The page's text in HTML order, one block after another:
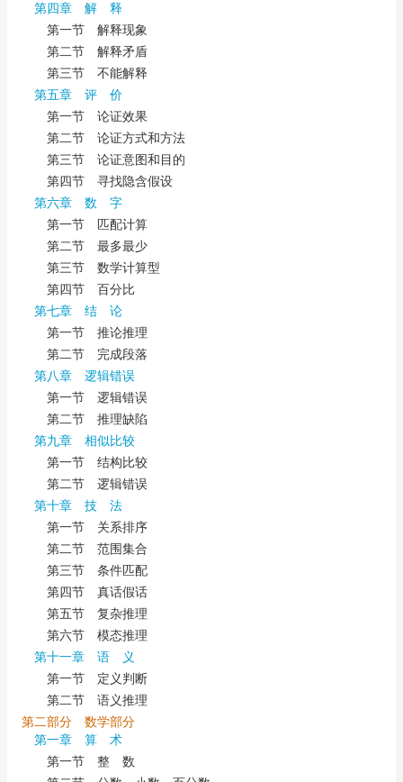
第四章 解 释
第一节 解释现象
第二节 解释矛盾
第三节 不能解释
第五章 评 价
第一节 论证效果
第二节 论证方式和方法
第三节 论证意图和目的
第四节 寻找隐含假设
第六章 数 字
第一节 匹配计算
第二节 最多最少
第三节 数学计算型
第四节 百分比
第七章 结 论
第一节 推论推理
第二节 完成段落
第八章 逻辑错误
第一节 逻辑错误
第二节 推理缺陷
第九章 相似比较
第一节 结构比较
第二节 逻辑错误
第十章 技 法
第一节 关系排序
第二节 范围集合
第三节 条件匹配
第四节 真话假话
第五节 复杂推理
第六节 模态推理
第十一章 语 义
第一节 定义判断
第二节 语义推理
第二部分 数学部分
第一章 算 术
第一节 整 数